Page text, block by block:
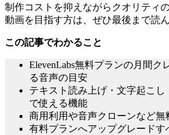
制作コストを抑えながらクオリティ
動画を目指す方は、ぜひ最後まで読
この記事でわかること
ElevenLabs無料プランの月間ク
る音声の目安
テキスト読み上げ・文字起こ
で使える機能
商用利用や音声クローンなど無
有料プランへアップグレード